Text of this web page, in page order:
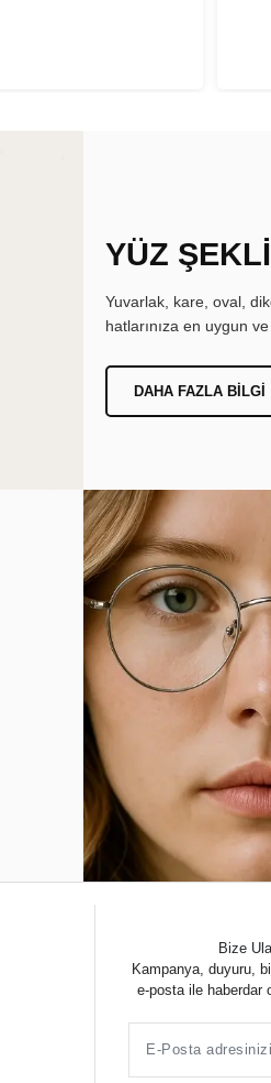
YÜZ
Yuvarlak, kare, oval,
hatlarınıza en uygun
DAHA FAZLA BILGI
Bize
Kampanya, duyuru,
e-posta ile haberdar